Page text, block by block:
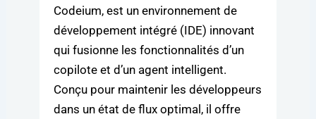
Codeium, est un environnement de
développement intégré (IDE) innovant
qui fusionne les fonctionnalités d’un
copilote et d’un agent intelligent.
Conçu pour maintenir les développeurs
dans un état de flux optimal, il offre